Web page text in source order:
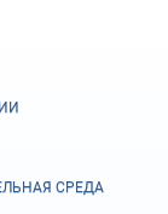
СРЕДА